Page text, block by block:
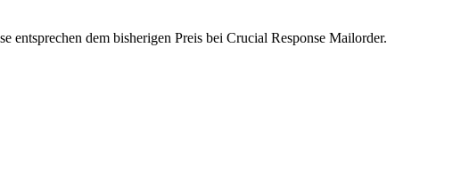
entsprechen dem bisherigen Preis bei Crucial Response Mailorder.